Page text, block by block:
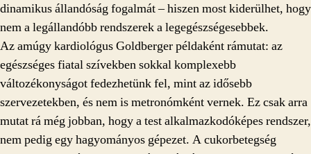
dinamikus állandóság fogalmát – hiszen most kiderülhet, hogy
nem a legállandóbb rendszerek a legegészségesebbek.
Az amúgy kardiológus Goldberger példaként rámutat: az
egészséges fiatal szívekben sokkal komplexebb
változékonyságot fedezhetünk fel, mint az idősebb
szervezetekben, és nem is metronómként vernek. Ez csak arra
mutat rá még jobban, hogy a test alkalmazkodóképes rendszer,
nem pedig egy hagyományos gépezet. A cukorbetegség